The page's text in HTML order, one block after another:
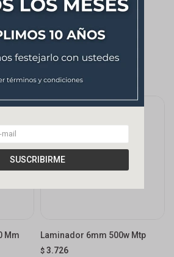
SUSCRIBIRME
240w
ENVÍO EXPRESS
Mm
Laminador 6mm 500w Mtp
$ 3.726